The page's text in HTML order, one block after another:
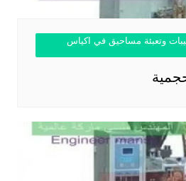
وتعبئة مساحيق في اكياس